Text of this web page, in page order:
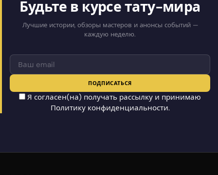
Будьте в курсе тату-мира
Лучшие истории, обзоры мастеров и анонсы событий —
каждую неделю.
ПОДПИСАТЬСЯ
Я согласен(на) получать рассылку и принимаю
Политику конфиденциальности.